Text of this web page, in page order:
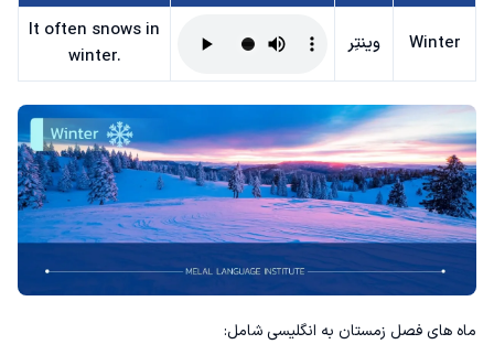
Winter وینتِر
It often snows in
winter.
ماه های فصل زمستان به انگلیسی شامل: